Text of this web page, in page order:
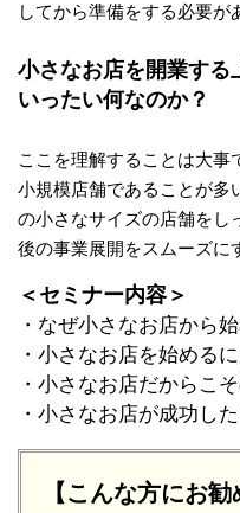
してから準備をする必要が
小さなお店を開業する
いったい何なのか？
ここを理解することは大事
小規模店舗であることが多
の小さなサイズの店舗をし
後の事業展開をスムーズに
＜セミナー内容＞
・なぜ小さなお店から
・小さなお店を始める
・小さなお店だからこ
・小さなお店が成功し
【こんな方にお勧